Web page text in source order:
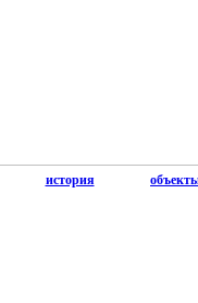
история